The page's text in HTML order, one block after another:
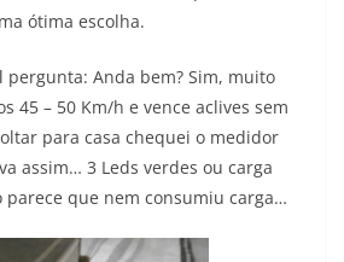
ótima escolha.
pergunta: Anda bem? Sim, muito
45 – 50 Km/h e vence aclives sem
para casa chequei o medidor
assim… 3 Leds verdes ou carga
parece que nem consumiu carga…